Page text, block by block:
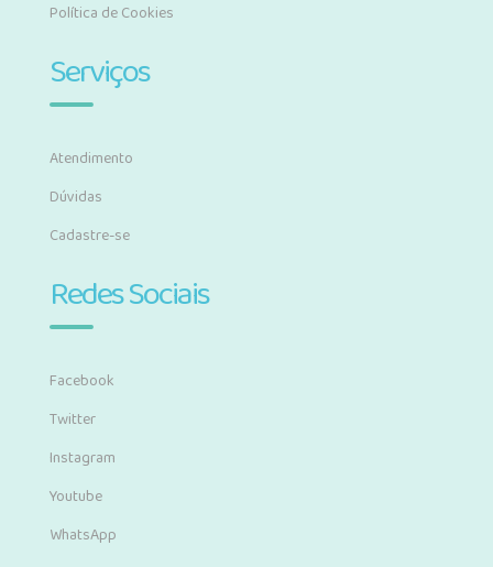
Política de Cookies
Serviços
Atendimento
Dúvidas
Cadastre-se
Redes Sociais
Facebook
Twitter
Instagram
Youtube
WhatsApp